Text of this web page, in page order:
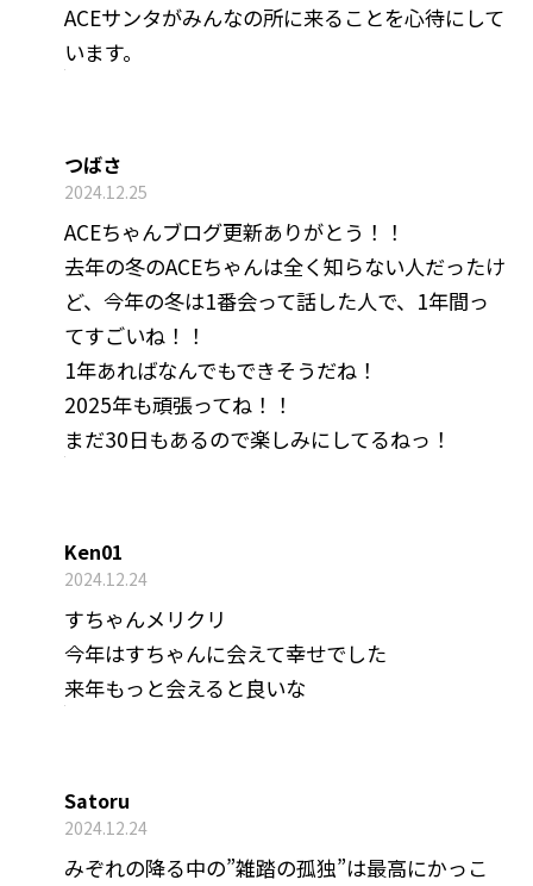
ACEサンタがみんなの所に来ることを心待にして
います。
つばさ
2024.12.25
ACEちゃんブログ更新ありがとう！！
去年の冬のACEちゃんは全く知らない人だったけ
ど、今年の冬は1番会って話した人で、1年間っ
てすごいね！！
1年あればなんでもできそうだね！
2025年も頑張ってね！！
まだ30日もあるので楽しみにしてるねっ！
Ken01
2024.12.24
すちゃんメリクリ
今年はすちゃんに会えて幸せでした
来年もっと会えると良いな
Satoru
2024.12.24
みぞれの降る中の”雑踏の孤独”は最高にかっこ